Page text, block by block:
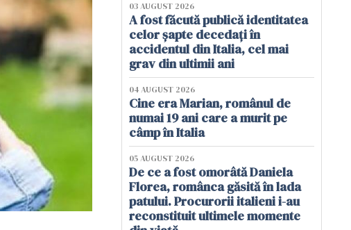
03 AUGUST 2026
A fost făcută publică identitatea
celor șapte decedați în
accidentul din Italia, cel mai
grav din ultimii ani
04 AUGUST 2026
Cine era Marian, românul de
numai 19 ani care a murit pe
câmp în Italia
05 AUGUST 2026
De ce a fost omorâtă Daniela
Florea, românca găsită în lada
patului. Procurorii italieni i-au
reconstituit ultimele momente